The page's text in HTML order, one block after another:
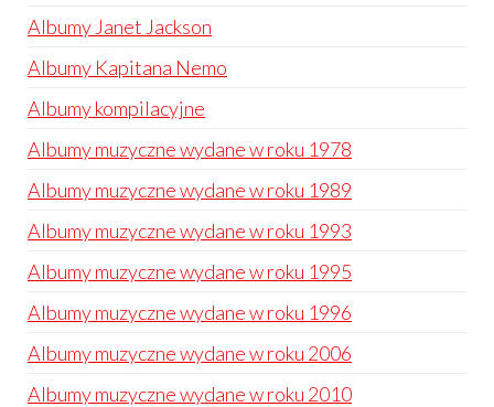
Albumy Janet Jackson
Albumy Kapitana Nemo
Albumy kompilacyjne
Albumy muzyczne wydane w roku 1978
Albumy muzyczne wydane w roku 1989
Albumy muzyczne wydane w roku 1993
Albumy muzyczne wydane w roku 1995
Albumy muzyczne wydane w roku 1996
Albumy muzyczne wydane w roku 2006
Albumy muzyczne wydane w roku 2010